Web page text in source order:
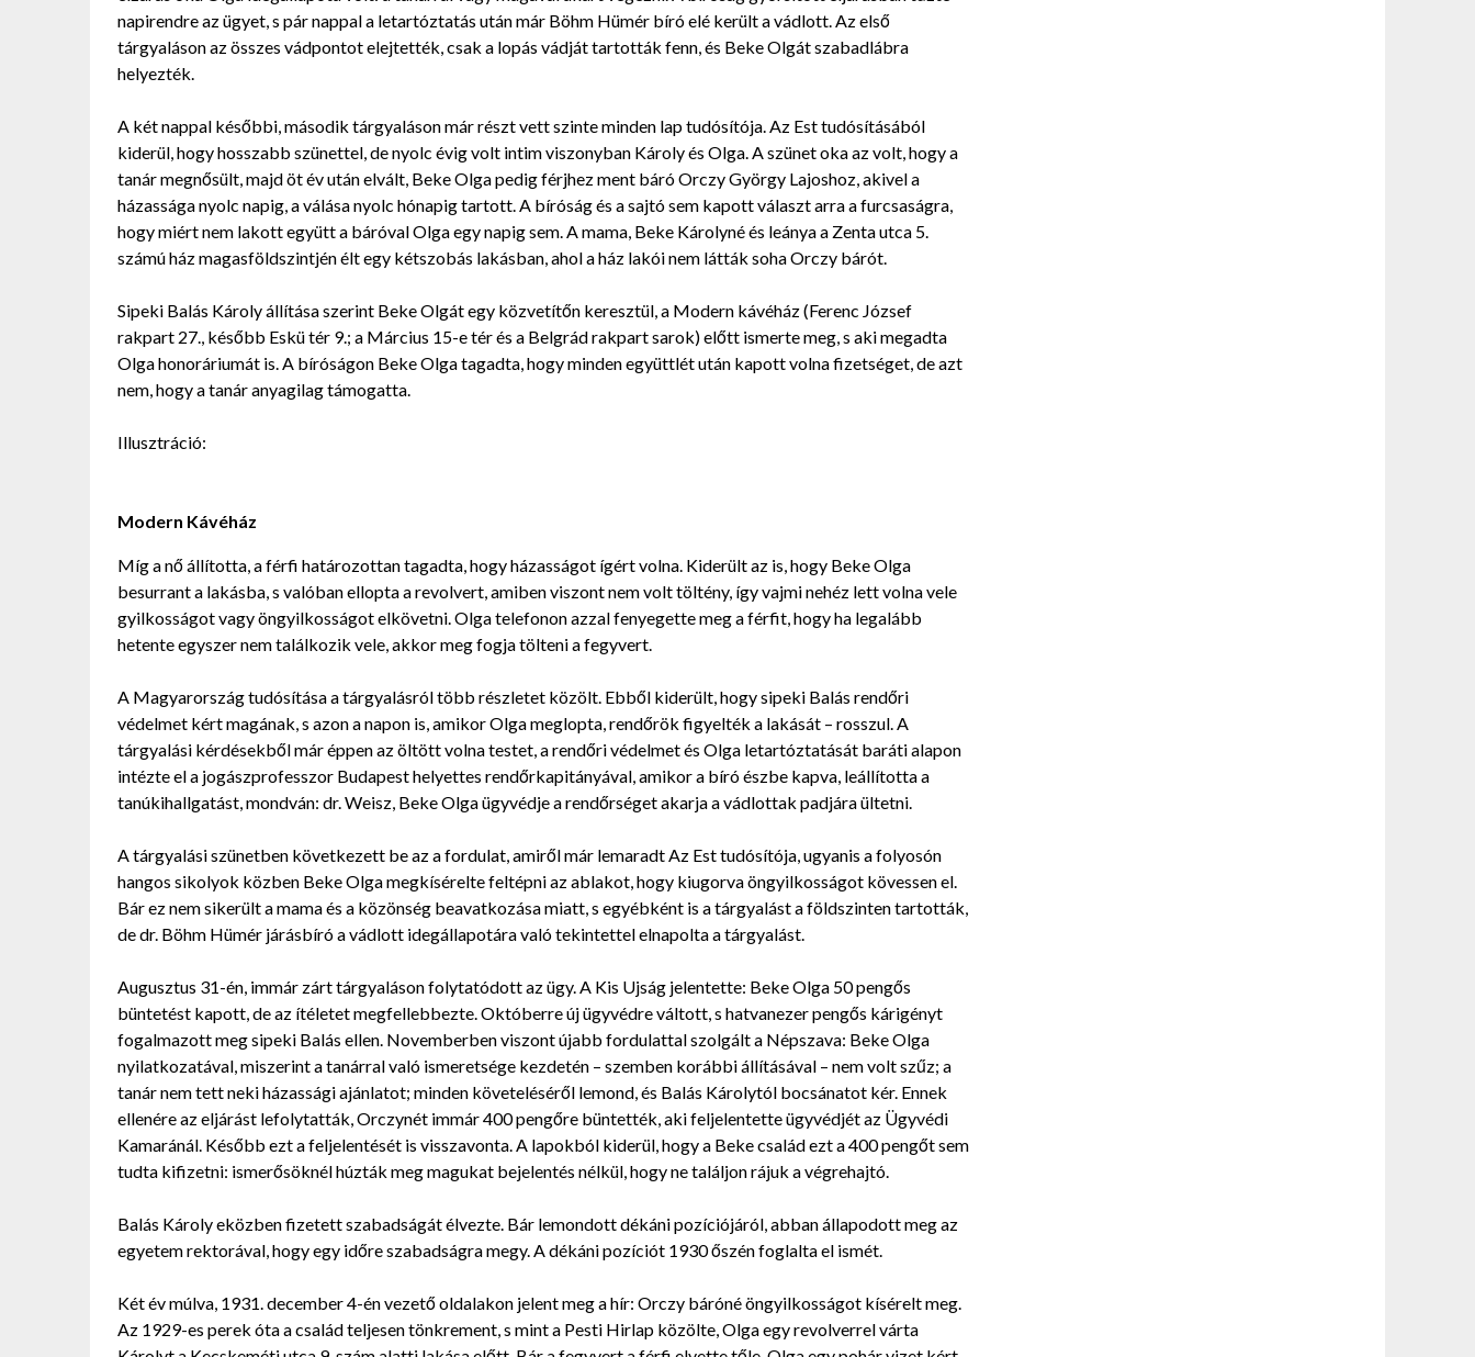
napirendre az ügyet, s pár nappal a letartóztatás után már Böhm Hümér bíró elé került a vádlott. Az első
tárgyaláson az összes vádpontot elejtették, csak a lopás vádját tartották fenn, és Beke Olgát szabadlábra
helyezték.
A két nappal későbbi, második tárgyaláson már részt vett szinte minden lap tudósítója. Az Est tudósításából
kiderül, hogy hosszabb szünettel, de nyolc évig volt intim viszonyban Károly és Olga. A szünet oka az volt, hogy a
tanár megnősült, majd öt év után elvált, Beke Olga pedig férjhez ment báró Orczy György Lajoshoz, akivel a
házassága nyolc napig, a válása nyolc hónapig tartott. A bíróság és a sajtó sem kapott választ arra a furcsaságra,
hogy miért nem lakott együtt a báróval Olga egy napig sem. A mama, Beke Károlyné és leánya a Zenta utca 5.
számú ház magasföldszintjén élt egy kétszobás lakásban, ahol a ház lakói nem látták soha Orczy bárót.
Sipeki Balás Károly állítása szerint Beke Olgát egy közvetítőn keresztül, a Modern kávéház (Ferenc József
rakpart 27., később Eskü tér 9.; a Március 15-e tér és a Belgrád rakpart sarok) előtt ismerte meg, s aki megadta
Olga honoráriumát is. A bíróságon Beke Olga tagadta, hogy minden együttlét után kapott volna fizetséget, de azt
nem, hogy a tanár anyagilag támogatta.
Illusztráció:
Modern Kávéház
Míg a nő állította, a férfi határozottan tagadta, hogy házasságot ígért volna. Kiderült az is, hogy Beke Olga
besurrant a lakásba, s valóban ellopta a revolvert, amiben viszont nem volt töltény, így vajmi nehéz lett volna vele
gyilkosságot vagy öngyilkosságot elkövetni. Olga telefonon azzal fenyegette meg a férfit, hogy ha legalább
hetente egyszer nem találkozik vele, akkor meg fogja tölteni a fegyvert.
A Magyarország tudósítása a tárgyalásról több részletet közölt. Ebből kiderült, hogy sipeki Balás rendőri
védelmet kért magának, s azon a napon is, amikor Olga meglopta, rendőrök figyelték a lakását – rosszul. A
tárgyalási kérdésekből már éppen az öltött volna testet, a rendőri védelmet és Olga letartóztatását baráti alapon
intézte el a jogászprofesszor Budapest helyettes rendőrkapitányával, amikor a bíró észbe kapva, leállította a
tanúkihallgatást, mondván: dr. Weisz, Beke Olga ügyvédje a rendőrséget akarja a vádlottak padjára ültetni.
A tárgyalási szünetben következett be az a fordulat, amiről már lemaradt Az Est tudósítója, ugyanis a folyosón
hangos sikolyok közben Beke Olga megkísérelte feltépni az ablakot, hogy kiugorva öngyilkosságot kövessen el.
Bár ez nem sikerült a mama és a közönség beavatkozása miatt, s egyébként is a tárgyalást a földszinten tartották,
de dr. Böhm Hümér járásbíró a vádlott idegállapotára való tekintettel elnapolta a tárgyalást.
Augusztus 31-én, immár zárt tárgyaláson folytatódott az ügy. A Kis Ujság jelentette: Beke Olga 50 pengős
büntetést kapott, de az ítéletet megfellebbezte. Októberre új ügyvédre váltott, s hatvanezer pengős kárigényt
fogalmazott meg sipeki Balás ellen. Novemberben viszont újabb fordulattal szolgált a Népszava: Beke Olga
nyilatkozatával, miszerint a tanárral való ismeretsége kezdetén – szemben korábbi állításával – nem volt szűz; a
tanár nem tett neki házassági ajánlatot; minden követeléséről lemond, és Balás Károlytól bocsánatot kér. Ennek
ellenére az eljárást lefolytatták, Orczynét immár 400 pengőre büntették, aki feljelentette ügyvédjét az Ügyvédi
Kamaránál. Később ezt a feljelentését is visszavonta. A lapokból kiderül, hogy a Beke család ezt a 400 pengőt sem
tudta kifizetni: ismerősöknél húzták meg magukat bejelentés nélkül, hogy ne találjon rájuk a végrehajtó.
Balás Károly eközben fizetett szabadságát élvezte. Bár lemondott dékáni pozíciójáról, abban állapodott meg az
egyetem rektorával, hogy egy időre szabadságra megy. A dékáni pozíciót 1930 őszén foglalta el ismét.
Két év múlva, 1931. december 4-én vezető oldalakon jelent meg a hír: Orczy báróné öngyilkosságot kísérelt meg.
Az 1929-es perek óta a család teljesen tönkrement, s mint a Pesti Hirlap közölte, Olga egy revolverrel várta